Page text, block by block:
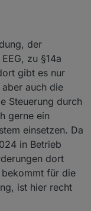
die Frage
der
zu §14a
gibt es nur
auch die
Steuerung durch
gerne ein
einsetzen. Da
in Betrieb
dort
für die
ist hier recht